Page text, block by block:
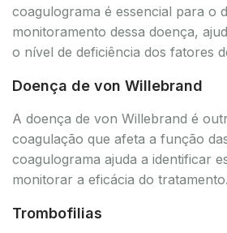
coagulograma é essencial para o
monitoramento dessa doença,
o nível de deficiência dos fatores
Doença de von Willebrand
A doença de von Willebrand é
coagulação que afeta a função
coagulograma ajuda a identificar
monitorar a eficácia do tratamento.
Trombofilias